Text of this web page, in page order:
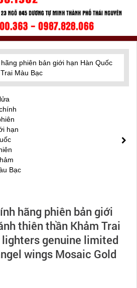
hãng phiên bản giới
thiên thần Khảm Trai
lighters genuine limited
wings Mosaic Gold